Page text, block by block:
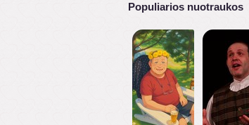
Populiarios nuotraukos